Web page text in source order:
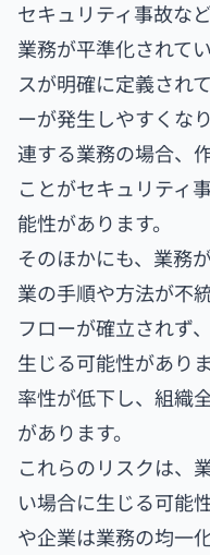
セキュリティ事故な
業務が平準化されて
スが明確に定義され
ーが発生しやすくな
連する業務の場合、
ことがセキュリティ
能性があります。
そのほかにも、業務
業の手順や方法が不
フローが確立されず
生じる可能性があり
率性が低下し、組織
があります。
これらのリスクは、
い場合に生じる可能
や企業は業務の均一